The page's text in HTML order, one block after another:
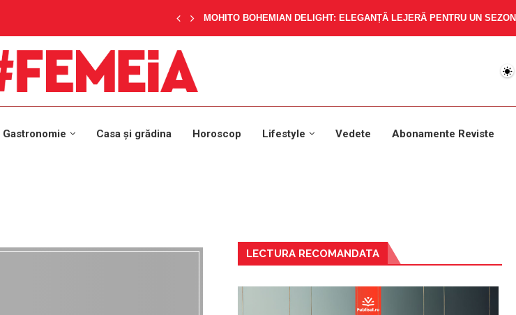
MOHITO BOHEMIAN DELIGHT: ELEGANȚĂ LEJERĂ PENTRU UN
Gastronomie Casa și grădina Horoscop Lifestyle Vedete Abonamente Reviste
LECTURA RECOMANDATA